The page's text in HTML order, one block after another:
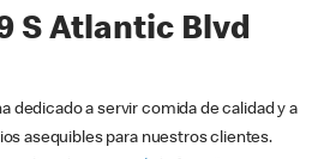
S Atlantic Blvd
dedicado a servir comida de calidad y a
asequibles para nuestros clientes.